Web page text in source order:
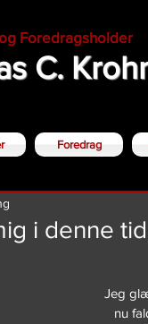
Foredragsholder
C.
Foredrag
i denne
Jeg
nu